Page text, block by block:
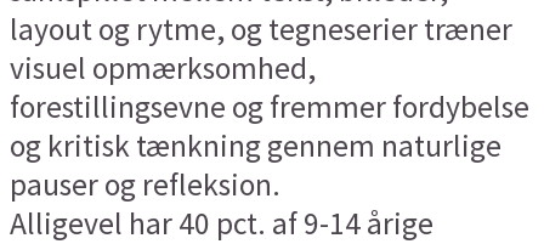
layout og rytme, og tegneserier træner
visuel opmærksomhed,
forestillingsevne og fremmer fordybelse
og kritisk tænkning gennem naturlige
pauser og refleksion.
Alligevel har 40 pct. af 9-14 årige